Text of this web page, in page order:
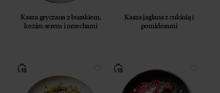
Kasza gryczana z burakiem,
kozim serem i orzechami
Kasza jaglana z cukinią i
pomidorami